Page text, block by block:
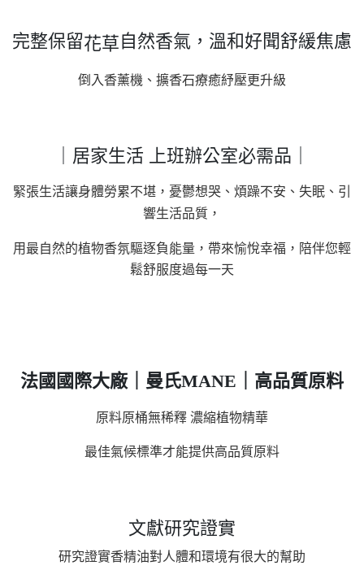
完整保留花草自然香氣，溫和好聞舒緩焦慮
倒入香薰機、擴香石療癒紓壓更升級
｜居家生活 上班辦公室必需品｜
緊張生活讓身體勞累不堪，憂鬱想哭、煩躁不安、失眠、引
響生活品質，
用最自然的植物香氛驅逐負能量，帶來愉悅幸福，陪伴您輕
鬆舒服度過每一天
法國國際大廠｜曼氏MANE｜高品質原料
原料原桶無稀釋 濃縮植物精華
最佳氣候標準才能提供高品質原料
文獻研究證實
研究證實香精油對人體和環境有很大的幫助